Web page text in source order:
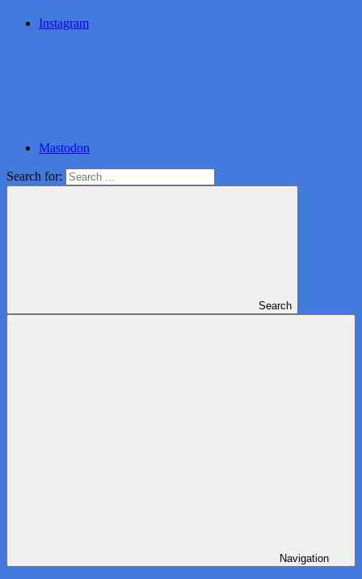
Instagram
Mastodon
Search for:
Search
Navigation